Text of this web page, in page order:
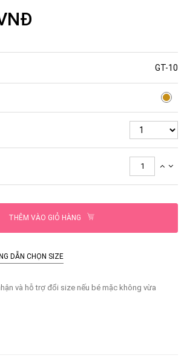
GT-10
THÊM VÀO GIỎ HÀNG
DẪN CHỌN SIZE
và hỗ trợ đổi size nếu bé mặc không vừa